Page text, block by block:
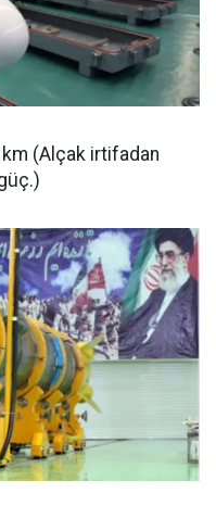
(Alçak irtifadan